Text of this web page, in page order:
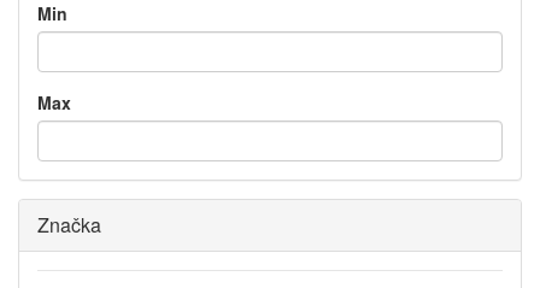
Min
Max
Značka